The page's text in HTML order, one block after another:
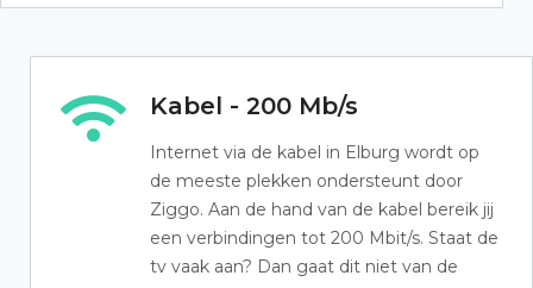
Kabel - 200 Mb/s
Internet via de kabel in Elburg wordt op
de meeste plekken ondersteunt door
Ziggo. Aan de hand van de kabel bereik jij
een verbindingen tot 200 Mbit/s. Staat de
tv vaak aan? Dan gaat dit niet van de